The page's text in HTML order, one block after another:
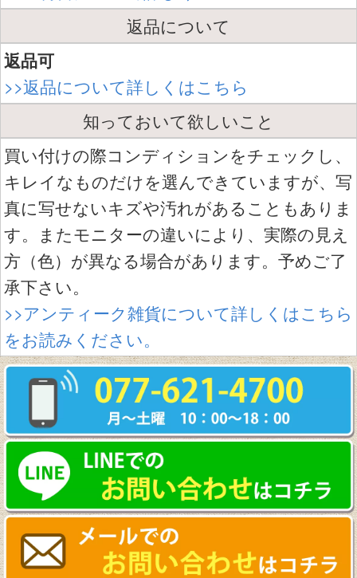
返品について
返品可
>>返品について詳しくはこちら
知っておいて欲しいこと
買い付けの際コンディションをチェックし、
キレイなものだけを選んできていますが、写
真に写せないキズや汚れがあることもありま
す。またモニターの違いにより、実際の見え
方（色）が異なる場合があります。予めご了
承下さい。
>>アンティーク雑貨について詳しくはこちら
をお読みください。